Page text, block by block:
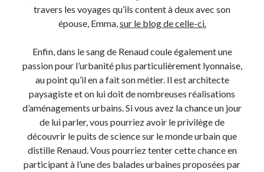
Vidéostravers les voyages qu’ils content à deux avec son
épouse, Emma,sur le blog de celle-ci.
Enfin, dans le sang de Renaud coule également une
passion pour l’urbanité plus particulièrement lyonnaise,
au point qu’il en a fait son métier. Il est architecte
paysagiste et on lui doit de nombreuses réalisations
d’aménagements urbains. Si vous avez la chance un jour
de lui parler, vous pourriez avoir le privilège de
découvrir le puits de science sur le monde urbain que
distille Renaud. Vous pourriez tenter cette chance en
participant à l’une des balades urbaines proposées par